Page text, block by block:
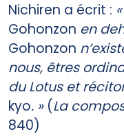
Nichiren a écrit :
Gohonzon en
Gohonzon
nous, êtres
du Lotus et
kyo. »(La
840)